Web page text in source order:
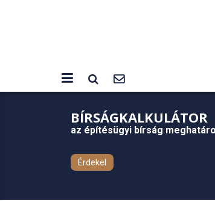
BÍRSÁGKALKULÁTOR
az építésügyi bírság
Érdekel